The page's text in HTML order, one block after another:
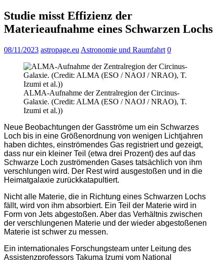
Studie misst Effizienz der
Materieaufnahme eines Schwarzen Lochs
08/11/2023 astropage.eu Astronomie und Raumfahrt 0
ALMA-Aufnahme der Zentralregion der Circinus-
Galaxie. (Credit: ALMA (ESO / NAOJ / NRAO), T.
Izumi et al.))
Neue Beobachtungen der Gasströme um ein Schwarzes
Loch bis in eine Größenordnung von wenigen Lichtjahren
haben dichtes, einströmendes Gas registriert und gezeigt,
dass nur ein kleiner Teil (etwa drei Prozent) des auf das
Schwarze Loch zuströmenden Gases tatsächlich von ihm
verschlungen wird. Der Rest wird ausgestoßen und in die
Heimatgalaxie zurückkatapultiert.
Nicht alle Materie, die in Richtung eines Schwarzen Lochs
fällt, wird von ihm absorbiert. Ein Teil der Materie wird in
Form von Jets abgestoßen. Aber das Verhältnis zwischen
der verschlungenen Materie und der wieder abgestoßenen
Materie ist schwer zu messen.
Ein internationales Forschungsteam unter Leitung des
Assistenzprofessors Takuma Izumi vom National